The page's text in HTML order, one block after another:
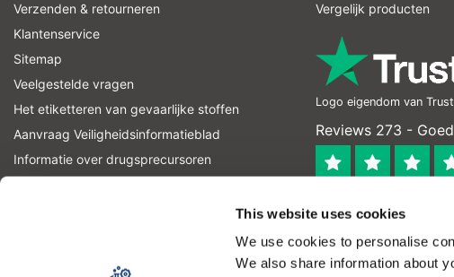
This website uses cookies
We use cookies to personalise
We also share information about
Verzenden & retourneren
Klantenservice
Sitemap
Veelgestelde vragen
Het etiketteren van gevaarlijke stoffen
Aanvraag Veiligheidsinformatieblad
Informatie over drugsprecursoren
Vergelijk producten
Logo eigendom van
Reviews 273 - Goed
Let op! Op onze productomschrijvingen kunnen geen rechten